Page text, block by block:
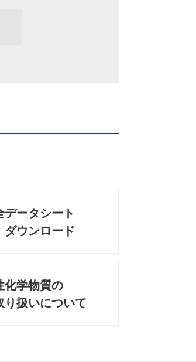
データシート
ダウンロード
化学物質の
り扱いについて